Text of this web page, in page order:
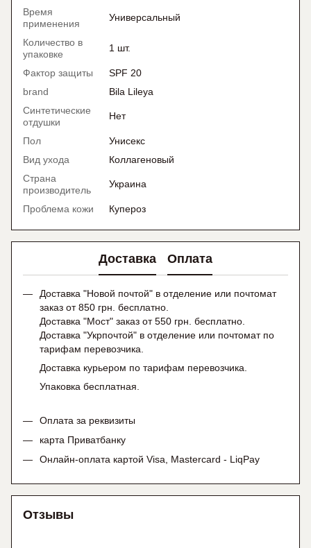
Время
применения
Универсальный
Количество в
упаковке
1 шт.
Фактор защиты
SPF 20
brand
Bila Lileya
Синтетические
отдушки
Нет
Пол
Унисекс
Вид ухода
Коллагеновый
Страна
производитель
Украина
Проблема кожи Купероз
Доставка Оплата
Доставка "Новой почтой" в отделение или почтомат
заказ от 850 грн. бесплатно.
Доставка "Мост" заказ от 550 грн. бесплатно.
Доставка "Укрпочтой" в отделение или почтомат по
тарифам перевозчика.
Доставка курьером по тарифам перевозчика.
Упаковка бесплатная.
Оплата за реквизиты
карта Приватбанку
Онлайн-оплата картой Visa, Mastercard - LiqPay
Отзывы